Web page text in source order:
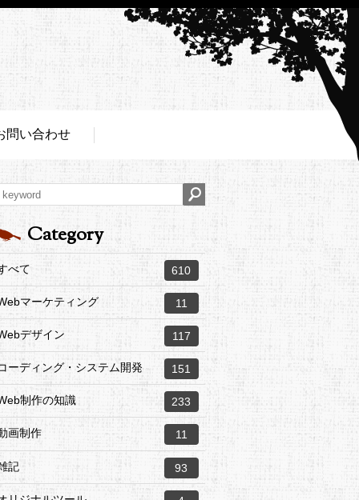
問い合わせ
Category
べて 610
マーケティング 11
デザイン 117
ーディング・システム開発 151
制作の知識 233
画制作 11
記 93